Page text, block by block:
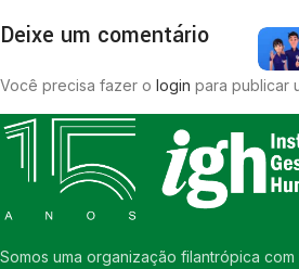
Deixe um comentário
Você precisa fazer o login para publicar
Somos uma organização filantrópica